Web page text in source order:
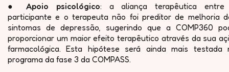
● Apoio psicológico: a aliança terapêutica
participante e o terapeuta não foi preditor de melhoria
sintomas de depressão, sugerindo que a COMP360
proporcionar um maior efeito terapêutico através da sua
farmacológica. Esta hipótese será ainda mais testada
programa da fase 3 da COMPASS.